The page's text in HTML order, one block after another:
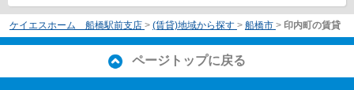
ケイエスホーム 船橋駅前支店 > (賃貸)地域から探す > 船橋市 > 印内町の賃貸
ページトップに戻る